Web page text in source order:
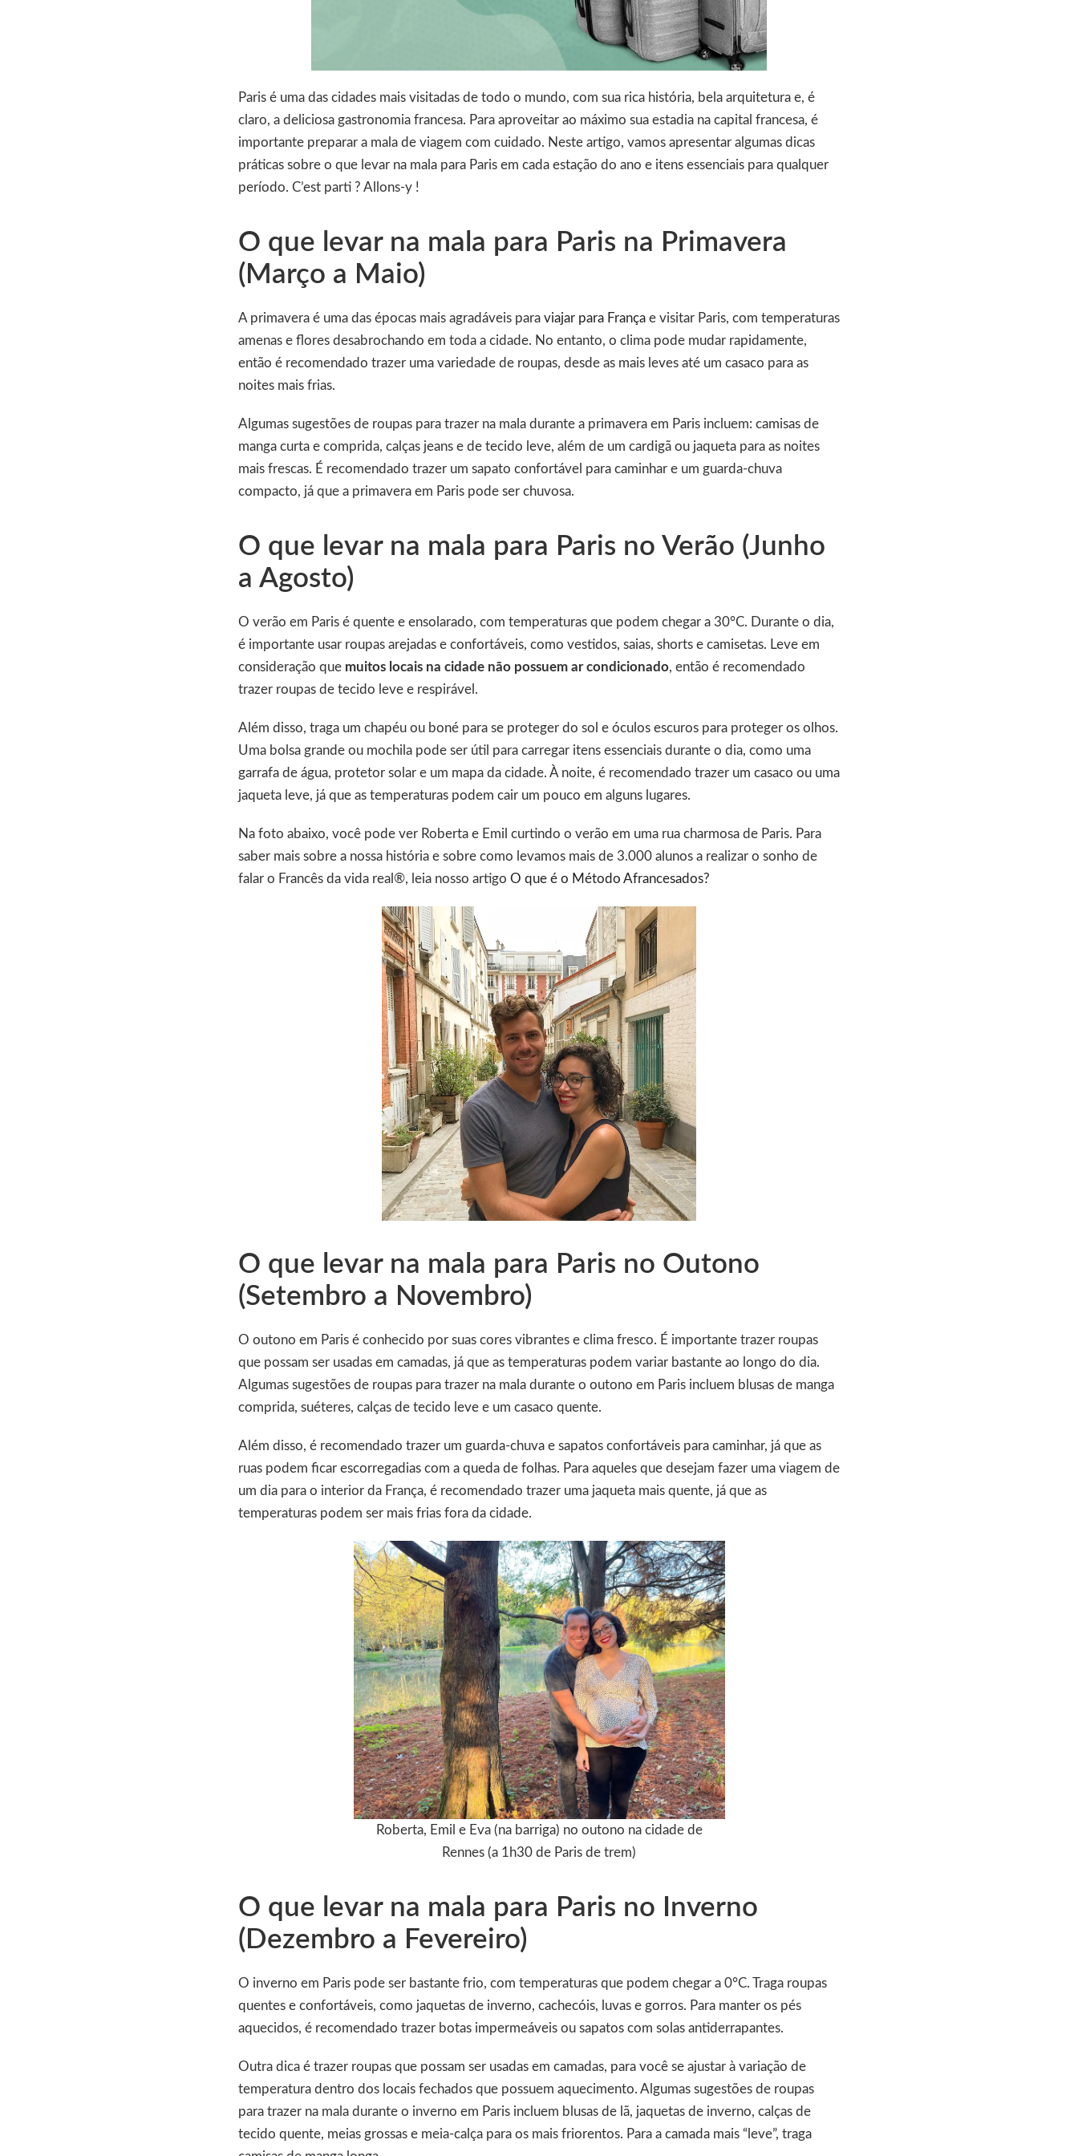
Paris é uma das cidades mais visitadas de todo o mundo, com sua rica história, bela arquitetura e, é
claro, a deliciosa gastronomia francesa. Para aproveitar ao máximo sua estadia na capital francesa, é
importante preparar a mala de viagem com cuidado. Neste artigo, vamos apresentar algumas dicas
práticas sobre o que levar na mala para Paris em cada estação do ano e itens essenciais para qualquer
período. C’est parti ? Allons-y !
O que levar na mala para Paris na Primavera
(Março a Maio)
A primavera é uma das épocas mais agradáveis para viajar para França e visitar Paris, com temperaturas
amenas e flores desabrochando em toda a cidade. No entanto, o clima pode mudar rapidamente,
então é recomendado trazer uma variedade de roupas, desde as mais leves até um casaco para as
noites mais frias.
Algumas sugestões de roupas para trazer na mala durante a primavera em Paris incluem: camisas de
manga curta e comprida, calças jeans e de tecido leve, além de um cardigã ou jaqueta para as noites
mais frescas. É recomendado trazer um sapato confortável para caminhar e um guarda-chuva
compacto, já que a primavera em Paris pode ser chuvosa.
O que levar na mala para Paris no Verão (Junho
a Agosto)
O verão em Paris é quente e ensolarado, com temperaturas que podem chegar a 30°C. Durante o dia,
é importante usar roupas arejadas e confortáveis, como vestidos, saias, shorts e camisetas. Leve em
consideração que muitos locais na cidade não possuem ar condicionado, então é recomendado
trazer roupas de tecido leve e respirável.
Além disso, traga um chapéu ou boné para se proteger do sol e óculos escuros para proteger os olhos.
Uma bolsa grande ou mochila pode ser útil para carregar itens essenciais durante o dia, como uma
garrafa de água, protetor solar e um mapa da cidade. À noite, é recomendado trazer um casaco ou uma
jaqueta leve, já que as temperaturas podem cair um pouco em alguns lugares.
Na foto abaixo, você pode ver Roberta e Emil curtindo o verão em uma rua charmosa de Paris. Para
saber mais sobre a nossa história e sobre como levamos mais de 3.000 alunos a realizar o sonho de
falar o Francês da vida real®, leia nosso artigo O que é o Método Afrancesados?
O que levar na mala para Paris no Outono
(Setembro a Novembro)
O outono em Paris é conhecido por suas cores vibrantes e clima fresco. É importante trazer roupas
que possam ser usadas em camadas, já que as temperaturas podem variar bastante ao longo do dia.
Algumas sugestões de roupas para trazer na mala durante o outono em Paris incluem blusas de manga
comprida, suéteres, calças de tecido leve e um casaco quente.
Além disso, é recomendado trazer um guarda-chuva e sapatos confortáveis para caminhar, já que as
ruas podem ficar escorregadias com a queda de folhas. Para aqueles que desejam fazer uma viagem de
um dia para o interior da França, é recomendado trazer uma jaqueta mais quente, já que as
temperaturas podem ser mais frias fora da cidade.
Roberta, Emil e Eva (na barriga) no outono na cidade de
Rennes (a 1h30 de Paris de trem)
O que levar na mala para Paris no Inverno
(Dezembro a Fevereiro)
O inverno em Paris pode ser bastante frio, com temperaturas que podem chegar a 0°C. Traga roupas
quentes e confortáveis, como jaquetas de inverno, cachecóis, luvas e gorros. Para manter os pés
aquecidos, é recomendado trazer botas impermeáveis ou sapatos com solas antiderrapantes.
Outra dica é trazer roupas que possam ser usadas em camadas, para você se ajustar à variação de
temperatura dentro dos locais fechados que possuem aquecimento. Algumas sugestões de roupas
para trazer na mala durante o inverno em Paris incluem blusas de lã, jaquetas de inverno, calças de
tecido quente, meias grossas e meia-calça para os mais friorentos. Para a camada mais “leve”, traga